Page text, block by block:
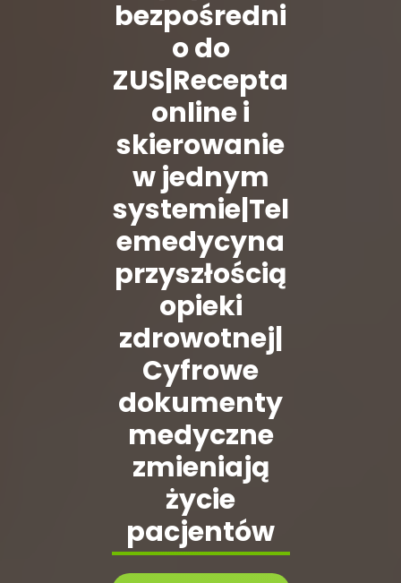
bezpośredni
o do
ZUS|Recepta
online i
skierowanie
w jednym
systemie|Tel
emedycyna
przyszłością
opieki
zdrowotnej|
Cyfrowe
dokumenty
medyczne
zmieniają
życie
pacjentów